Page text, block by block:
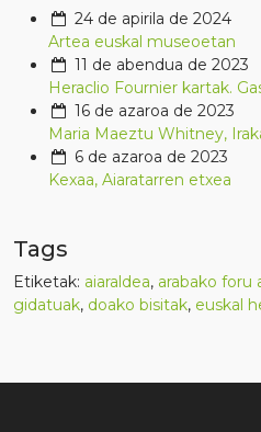
24 de apirila de 2024
Artea euskal museoetan
11 de abendua de 2023
Heraclio Fournier kartak.
16 de azaroa de 2023
Maria Maeztu Whitney,
6 de azaroa de 2023
Kexaa, Aiaratarren etxea
Tags
Etiketak: aiaraldea, arabako foru
gidatuak, doako bisitak, euskal